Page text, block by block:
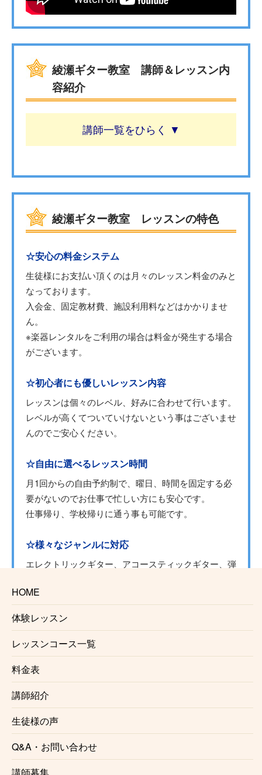
HOME
体験レッスン
レッスンコース一覧
料金表
講師紹介
生徒様の声
Q&A・お問い合わせ
綾瀬ギター教室 講師＆レッスン内
容紹介
講師一覧
綾瀬ギター教室 レッスンの特色
☆安心の料金システム
生徒様にお支払い頂くのは月々のレッスン料金のみと
なっております。
入会金、固定教材費、施設利用料などはかかりませ
ん。
※楽器レンタルをご利用の場合は料金が発生する場合
がございます。
☆初心者にも優しいレッスン内容
レッスンは個々のレベル、好みに合わせて行います。
レベルが高くてついていけないという事はございませ
んのでご安心ください。
☆自由に選べるレッスン時間
月1回からの自由予約制で、曜日、時間を固定する必
要がないのでお仕事で忙しい方にも安心です。
仕事帰り、学校帰りに通う事も可能です。
☆様々なジャンルに対応
エレクトリックギター、アコースティックギター、弾
ン、等様々なジャンルのギターに対応しております。
☆プロを目指す方にもおすすめ
正しい奏法、音作り、レコーディング、心構え、プロ
ギタリストに必要な事は綾瀬ギター教室で知る事がで
きます。
☆一緒にやって楽しいペアレッスン♪
綾瀬ギター教室ではペアレッスンも行っております。
友達と一緒に、ご夫婦で、親子で。
１回当たりのレッスン料金もお安くなります。
みんなで一緒に楽しく上達しませんか？